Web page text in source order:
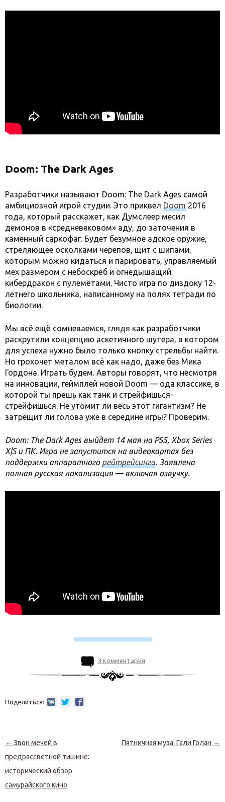
Doom: The Dark Ages
Разработчики называют Doom: The Dark Ages самой
амбициозной игрой студии. Это приквел Doom 2016
года, который расскажет, как Думслеер месил
демонов в «средневековом» аду, до заточения в
каменный саркофаг. Будет безумное адское оружие,
стреляющее осколками черепов, щит с шипами,
которым можно кидаться и парировать, управляемый
мех размером с небоскрёб и огнедышащий
кибердракон с пулемётами. Чисто игра по диздоку 12-
летнего школьника, написанному на полях тетради по
биологии.
Мы всё ещё сомневаемся, глядя как разработчики
раскрутили концепцию аскетичного шутера, в котором
для успеха нужно было только кнопку стрельбы найти.
Но грохочет металом всё как надо, даже без Мика
Гордона. Играть будем. Авторы говорят, что несмотря
на инновации, геймплей новой Doom — ода классике, в
которой ты прёшь как танк и стрейфишься-
стрейфишься. Не утомит ли весь этот гигантизм? Не
затрещит ли голова уже в середине игры? Проверим.
Doom: The Dark Ages выйдет 14 мая на PS5, Xbox Series
X|S и ПК. Игра не запустится на видеокартах без
поддержки аппаратногорейтрейсинга. Заявлена
полная русская локализация — включая озвучку.
3 комментария
Поделиться:
Навигация по записям
← Звон мечей в
предрассветной тишине:
исторический обзор
самурайского кино
Пятничная муза: Гали Голан →